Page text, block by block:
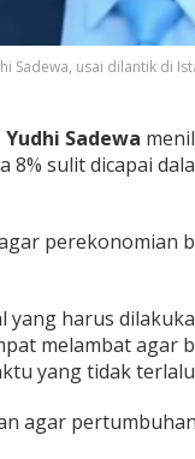
Sadewa, usai dilantik di
Sadewa
sulit dicapai
perekonomian
yang harus
melambat agar
yang tidak
agar